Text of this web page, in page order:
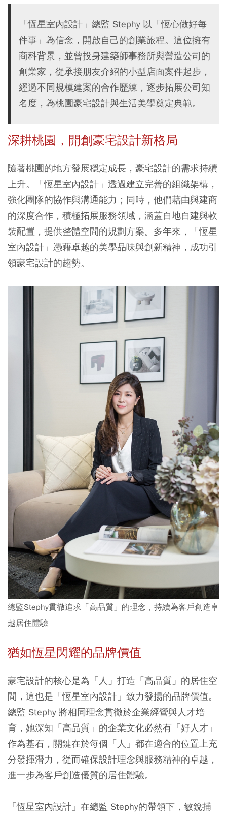
「恆星室內設計」總監 Stephy 以「恆心做好每
件事」為信念，開啟自己的創業旅程。這位擁有
商科背景，並曾投身建築師事務所與營造公司的
創業家，從承接朋友介紹的小型店面案件起步，
經過不同規模建案的合作歷練，逐步拓展公司知
名度，為桃園豪宅設計與生活美學奠定典範。
深耕桃園，開創豪宅設計新格局
隨著桃園的地方發展穩定成長，豪宅設計的需求持續
上升。「恆星室內設計」透過建立完善的組織架構，
強化團隊的協作與溝通能力；同時，他們藉由與建商
的深度合作，積極拓展服務領域，涵蓋自地自建與軟
裝配置，提供整體空間的規劃方案。多年來，「恆星
室內設計」憑藉卓越的美學品味與創新精神，成功引
領豪宅設計的趨勢。
總監Stephy貫徹追求「高品質」的理念，持續為客戶創造卓
越居住體驗
猶如恆星閃耀的品牌價值
豪宅設計的核心是為「人」打造「高品質」的居住空
間，這也是「恆星室內設計」致力發揚的品牌價值。
總監 Stephy 將相同理念貫徹於企業經營與人才培
育，她深知「高品質」的企業文化必然有「好人才」
作為基石，關鍵在於每個「人」都在適合的位置上充
分發揮潛力，從而確保設計理念與服務精神的卓越，
進一步為客戶創造優質的居住體驗。
「恆星室內設計」在總監 Stephy的帶領下，敏銳捕